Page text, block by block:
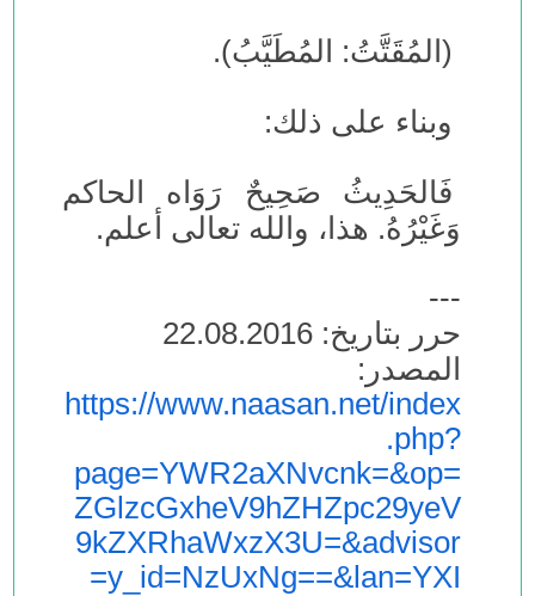
(المُقَتَّتُ: المُطَيَّبُ).
وبناء على ذلك:
فَالحَدِيثُ صَحِيحٌ رَوَاه الحاكم
وَغَيْرُهُ. هذا، والله تعالى أعلم.
---
حرر بتاريخ: 22.08.2016
المصدر:
https://www.naasan.net/index
.php?
page=YWR2aXNvcnk=&op=
ZGlzcGxheV9hZHZpc29yeV
9kZXRhaWxzX3U=&advisor
y_id=NzUxNg==&lan=YXI=